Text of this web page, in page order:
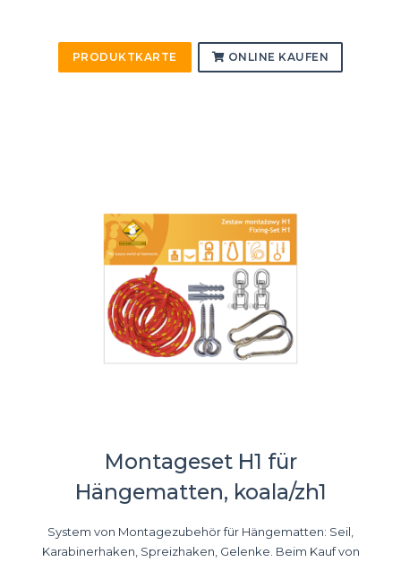
PRODUKTKARTE ONLINE KAUFEN
Montageset H1 für
Hängematten, koala/zh1
System von Montagezubehör für Hängematten: Seil,
Karabinerhaken, Spreizhaken, Gelenke. Beim Kauf von